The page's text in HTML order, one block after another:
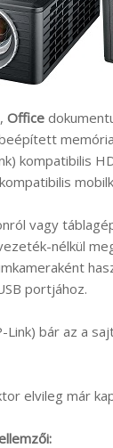
Office
kompatibilis
vagy
nélkül
portjához.
Link) bár az a
elvileg már